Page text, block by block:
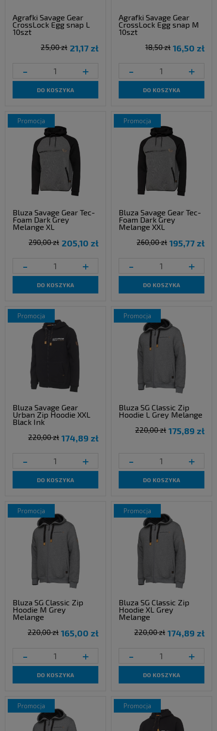
Agrafki Savage Gear
CrossLock Egg snap L
10szt
21,17 zł
25,00 zł
- +
DO KOSZYKA
Agrafki Savage Gear
CrossLock Egg snap M
10szt
16,50 zł
18,50 zł
- +
DO KOSZYKA
Bluza Savage Gear Tec-
Foam Dark Grey
Melange XL
205,10 zł
290,00 zł
- +
DO KOSZYKA
promocja
Bluza Savage Gear Tec-
Foam Dark Grey
Melange XXL
195,77 zł
260,00 zł
- +
DO KOSZYKA
promocja
Bluza Savage Gear
Urban Zip Hoodie XXL
Black Ink
174,89 zł
220,00 zł
- +
DO KOSZYKA
promocja
Bluza SG Classic Zip
Hoodie L Grey Melange
175,89 zł
220,00 zł
- +
DO KOSZYKA
promocja
Bluza SG Classic Zip
Hoodie M Grey
Melange
165,00 zł
220,00 zł
- +
DO KOSZYKA
promocja
Bluza SG Classic Zip
Hoodie XL Grey
Melange
174,89 zł
220,00 zł
- +
DO KOSZYKA
promocja
promocja promocja